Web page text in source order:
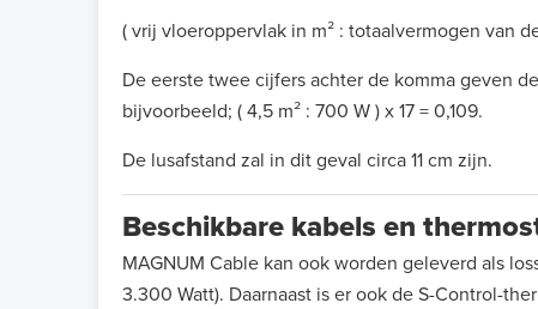
( vrij vloeroppervlak in m² : totaalvermogen van de
De eerste twee cijfers achter de komma geven
bijvoorbeeld; ( 4,5 m² : 700 W ) x 17 = 0,109.
De lusafstand zal in dit geval circa 11 cm zijn.
Beschikbare kabels en
MAGNUM Cable kan ook worden geleverd als
3.300 Watt). Daarnaast is er ook de S-Control-